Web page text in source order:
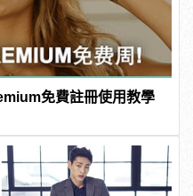
免費註冊使用教學